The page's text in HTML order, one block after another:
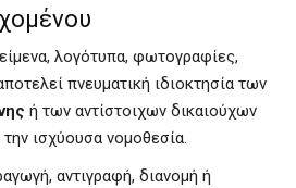
λογότυπα, φωτογραφίες,
πνευματική ιδιοκτησία των
ή των αντίστοιχων δικαιούχων
ισχύουσα νομοθεσία.
αντιγραφή, διανομή ή